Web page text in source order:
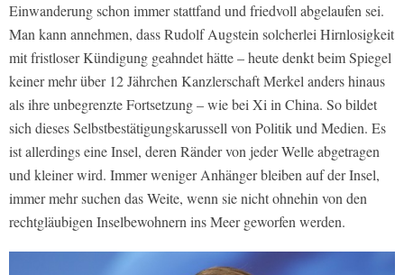
Einwanderung schon immer stattfand und friedvoll abgelaufen sei.
Man kann annehmen, dass Rudolf Augstein solcherlei Hirnlosigkeit
mit fristloser Kündigung geahndet hätte – heute denkt beimSpiegel
keiner mehr über 12 Jährchen Kanzlerschaft Merkel anders hinaus
als ihre unbegrenzte Fortsetzung – wie bei Xi in China. So bildet
sich dieses Selbstbestätigungskarussell von Politik und Medien. Es
ist allerdings eine Insel, deren Ränder von jeder Welle abgetragen
und kleiner wird. Immer weniger Anhänger bleiben auf der Insel,
immer mehr suchen das Weite, wenn sie nicht ohnehin von den
rechtgläubigen Inselbewohnern ins Meer geworfen werden.